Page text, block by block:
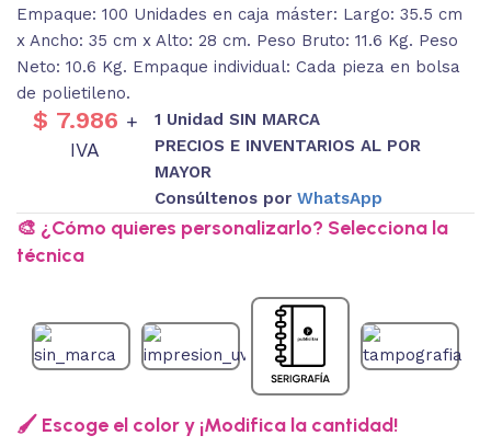
Empaque: 100 Unidades en caja máster: Largo: 35.5 cm
x Ancho: 35 cm x Alto: 28 cm. Peso Bruto: 11.6 Kg. Peso
Neto: 10.6 Kg. Empaque individual: Cada pieza en bolsa
de polietileno.
$ 7.986 +
IVA
1 Unidad SIN MARCA
PRECIOS E INVENTARIOS AL POR
MAYOR
Consúltenos por WhatsApp
🎨 ¿Cómo quieres personalizarlo? Selecciona la
técnica
🖌️ Escoge el color y ¡Modifica la cantidad!